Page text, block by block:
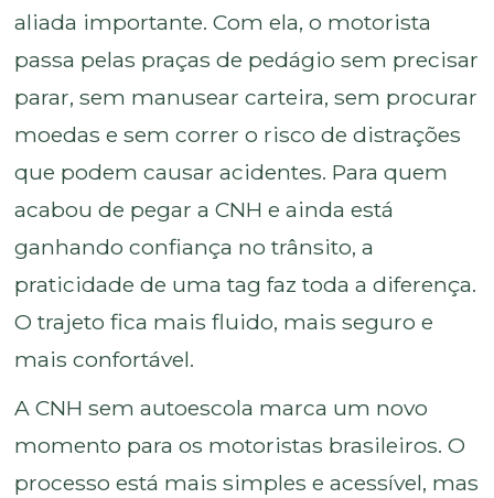
aliada importante. Com ela, o motorista
passa pelas praças de pedágio sem precisar
parar, sem manusear carteira, sem procurar
moedas e sem correr o risco de distrações
que podem causar acidentes. Para quem
acabou de pegar a CNH e ainda está
ganhando confiança no trânsito, a
praticidade de uma tag faz toda a diferença.
O trajeto fica mais fluido, mais seguro e
mais confortável.
A CNH sem autoescola marca um novo
momento para os motoristas brasileiros. O
processo está mais simples e acessível, mas